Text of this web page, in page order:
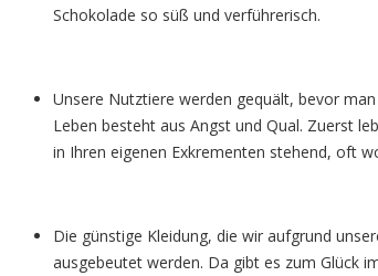
Schokolade so süß und verführerisch.
Unsere Nutztiere werden gequält, bevor
Leben besteht aus Angst und Qual. Zuerst
in Ihren eigenen Exkrementen stehend, oft
Die günstige Kleidung, die wir aufgrund
ausgebeutet werden. Da gibt es zum Glück